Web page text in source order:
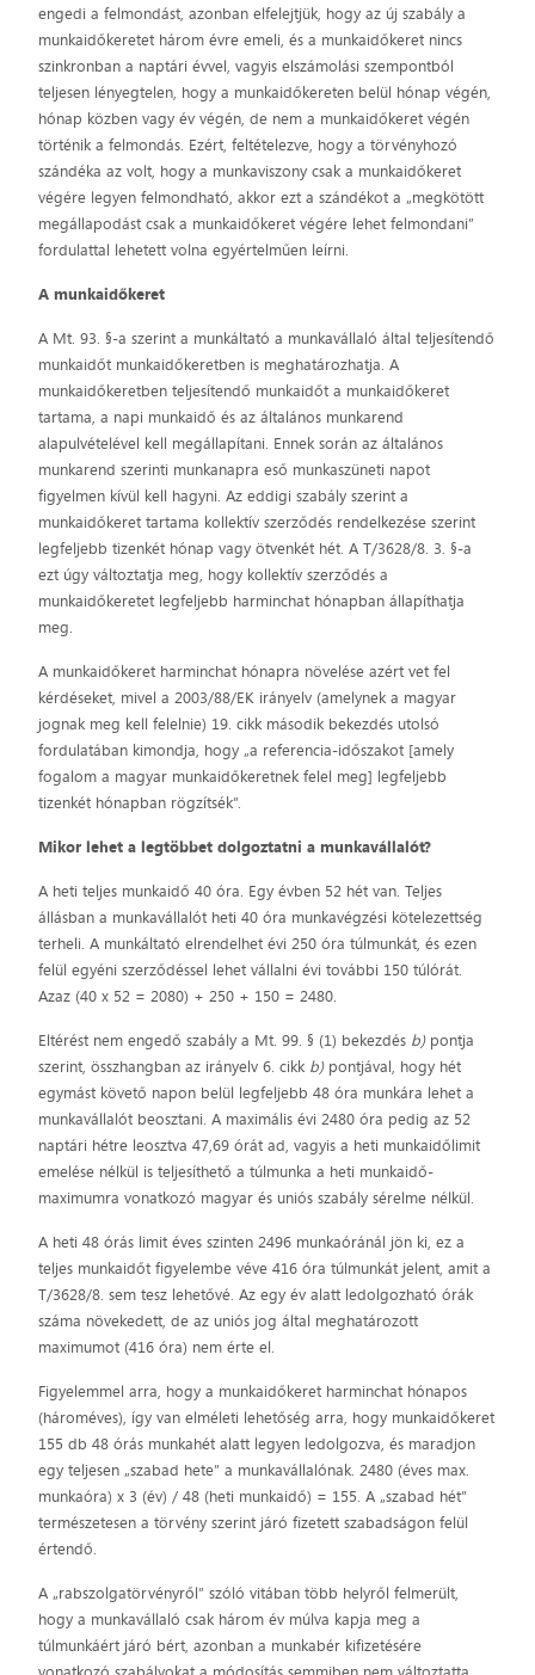
engedi a felmondást, azonban elfelejtjük, hogy az új szabály a
munkaidőkeretet három évre emeli, és a munkaidőkeret nincs
szinkronban a naptári évvel, vagyis elszámolási szempontból
teljesen lényegtelen, hogy a munkaidőkereten belül hónap végén,
hónap közben vagy év végén, de nem a munkaidőkeret végén
történik a felmondás. Ezért, feltételezve, hogy a törvényhozó
szándéka az volt, hogy a munkaviszony csak a munkaidőkeret
végére legyen felmondható, akkor ezt a szándékot a „megkötött
megállapodást csak a munkaidőkeret végére lehet felmondani”
fordulattal lehetett volna egyértelműen leírni.
A munkaidőkeret
A Mt. 93. §-a szerint a munkáltató a munkavállaló által teljesítendő
munkaidőt munkaidőkeretben is meghatározhatja. A
munkaidőkeretben teljesítendő munkaidőt a munkaidőkeret
tartama, a napi munkaidő és az általános munkarend
alapulvételével kell megállapítani. Ennek során az általános
munkarend szerinti munkanapra eső munkaszüneti napot
figyelmen kívül kell hagyni. Az eddigi szabály szerint a
munkaidőkeret tartama kollektív szerződés rendelkezése szerint
legfeljebb tizenkét hónap vagy ötvenkét hét. A T/3628/8. 3. §-a
ezt úgy változtatja meg, hogy kollektív szerződés a
munkaidőkeretet legfeljebb harminchat hónapban állapíthatja
meg.
A munkaidőkeret harminchat hónapra növelése azért vet fel
kérdéseket, mivel a 2003/88/EK irányelv (amelynek a magyar
jognak meg kell felelnie) 19. cikk második bekezdés utolsó
fordulatában kimondja, hogy „a referencia-időszakot [amely
fogalom a magyar munkaidőkeretnek felel meg] legfeljebb
tizenkét hónapban rögzítsék”.
Mikor lehet a legtöbbet dolgoztatni a munkavállalót?
A heti teljes munkaidő 40 óra. Egy évben 52 hét van. Teljes
állásban a munkavállalót heti 40 óra munkavégzési kötelezettség
terheli. A munkáltató elrendelhet évi 250 óra túlmunkát, és ezen
felül egyéni szerződéssel lehet vállalni évi további 150 túlórát.
Azaz (40 x 52 = 2080) + 250 + 150 = 2480.
Eltérést nem engedő szabály a Mt. 99. § (1) bekezdés b)pontja
szerint, összhangban az irányelv 6. cikk b) pontjával, hogy hét
egymást követő napon belül legfeljebb 48 óra munkára lehet a
munkavállalót beosztani. A maximális évi 2480 óra pedig az 52
naptári hétre leosztva 47,69 órát ad, vagyis a heti munkaidőlimit
emelése nélkül is teljesíthető a túlmunka a heti munkaidő-
maximumra vonatkozó magyar és uniós szabály sérelme nélkül.
A heti 48 órás limit éves szinten 2496 munkaóránál jön ki, ez a
teljes munkaidőt figyelembe véve 416 óra túlmunkát jelent, amit a
T/3628/8. sem tesz lehetővé. Az egy év alatt ledolgozható órák
száma növekedett, de az uniós jog által meghatározott
maximumot (416 óra) nem érte el.
Figyelemmel arra, hogy a munkaidőkeret harminchat hónapos
(hároméves), így van elméleti lehetőség arra, hogy munkaidőkeret
155 db 48 órás munkahét alatt legyen ledolgozva, és maradjon
egy teljesen „szabad hete” a munkavállalónak. 2480 (éves max.
munkaóra) x 3 (év) / 48 (heti munkaidő) = 155. A „szabad hét”
természetesen a törvény szerint járó fizetett szabadságon felül
értendő.
A „rabszolgatörvényről” szóló vitában több helyről felmerült,
hogy a munkavállaló csak három év múlva kapja meg a
túlmunkáért járó bért, azonban a munkabér kifizetésére